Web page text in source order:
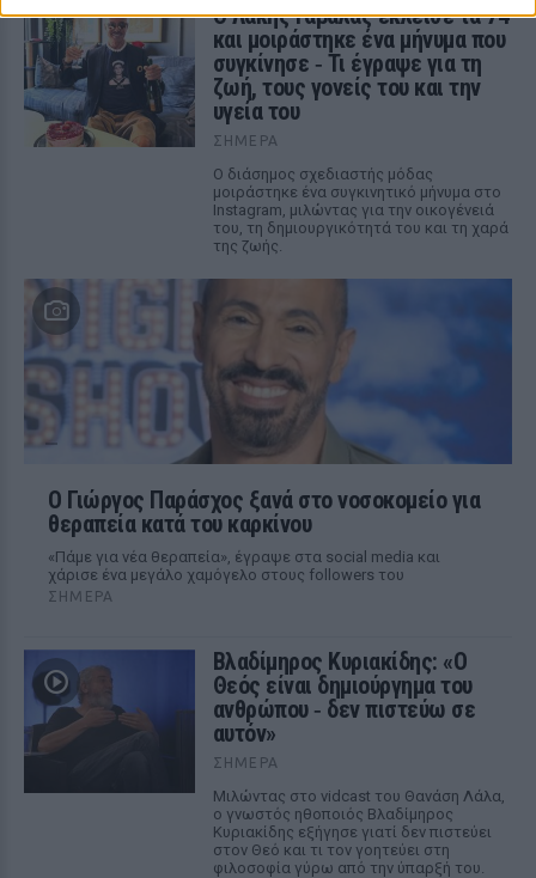
Ο Λάκης Γαβαλάς έκλεισε τα 74
και μοιράστηκε ένα μήνυμα που
συγκίνησε ‑ Τι έγραψε για τη
ζωή, τους γονείς του και την
υγεία του
ΣΉΜΕΡΑ
Ο διάσημος σχεδιαστής μόδας
μοιράστηκε ένα συγκινητικό μήνυμα στο
Instagram, μιλώντας για την οικογένειά
του, τη δημιουργικότητά του και τη χαρά
της ζωής.
O Γιώργος Παράσχος ξανά στο νοσοκομείο για
θεραπεία κατά του καρκίνου
«Πάμε για νέα θεραπεία», έγραψε στα social media και
χάρισε ένα μεγάλο χαμόγελο στους followers του
ΣΉΜΕΡΑ
Βλαδίμηρος Κυριακίδης: «Ο
Θεός είναι δημιούργημα του
ανθρώπου ‑ δεν πιστεύω σε
αυτόν»
ΣΉΜΕΡΑ
Μιλώντας στο vidcast του Θανάση Λάλα,
ο γνωστός ηθοποιός Βλαδίμηρος
Κυριακίδης εξήγησε γιατί δεν πιστεύει
στον Θεό και τι τον γοητεύει στη
φιλοσοφία γύρω από την ύπαρξή του.